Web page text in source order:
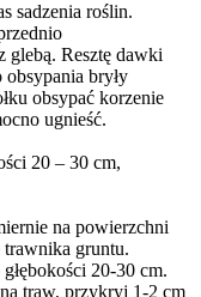
sadzenia roślin.
glebą. Resztę dawki
bryły
obsypać korzenie
ugnieść.
20 – 30 cm,
na powierzchni
trawnika gruntu.
20-30 cm.
traw, przykryj 1-2 cm